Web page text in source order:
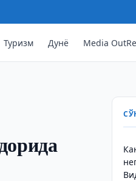
Туризм Дунё Media